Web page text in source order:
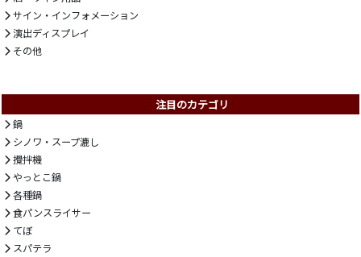
サイン・インフォメーション
演出ディスプレイ
その他
注目のカテゴリ
鍋
シノワ・スープ漉し
攪拌機
やっとこ鍋
各種鍋
食パンスライサー
てぼ
スパテラ